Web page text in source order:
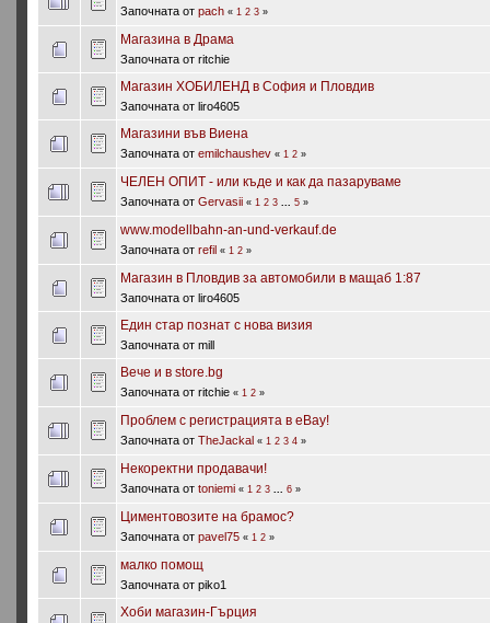
Започната от pach « 1 2 3»
Магазина в Драма
Започната от ritchie
Магазин ХОБИЛЕНД в София и Пловдив
Започната от liro4605
Магазини във Виена
Започната от emilchaushev « 1 2»
ЧЕЛЕН ОПИТ - или къде и как да пазаруваме
Започната от Gervasii « 1 2 3 5»
www.modellbahn-an-und-verkauf.de
Започната от refil « 1 2»
Магазин в Пловдив за автомобили в мащаб 1:87
Започната от liro4605
Един стар познат с нова визия
Започната от mill
Вече и в store.bg
Започната от ritchie « 1 2»
Проблем с регистрацията в eBay!
Започната от TheJackal « 1 2 3 4»
Некоректни продавачи!
Започната от toniemi « 1 2 3 6»
Циментовозите на брамос?
Започната от pavel75 « 1 2»
малко помощ
Започната от piko1
Хоби магазин-Гърция